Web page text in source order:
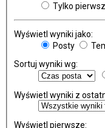
Tylko
Wyświetl wyniki jako:
Posty
Sortuj wyniki wg:
Wyświetl wyniki z
Wyświetl pierwsze: